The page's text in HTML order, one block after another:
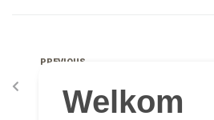
PREVIOUS
Uitstekende smaak
Welkom